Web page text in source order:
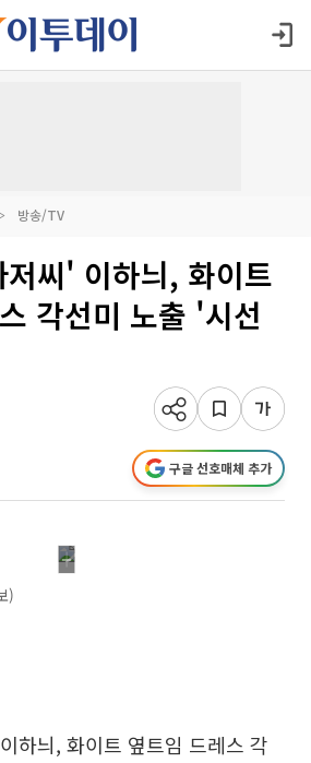
방송/TV
씨' 이하늬, 화이트
각선미 노출 '시선
구글 선호매체 추가
)
하늬, 화이트 옆트임 드레스 각